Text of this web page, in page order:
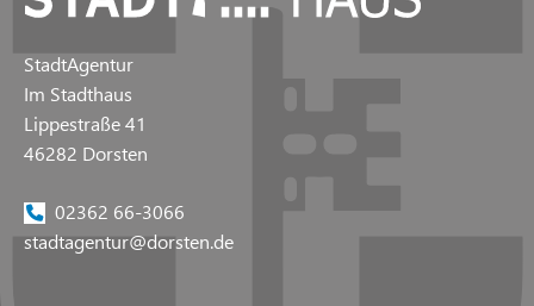
StadtAgentur
Im Stadthaus
Lippestraße 41
46282 Dorsten
02362 66-3066
stadtagentur@dorsten.de